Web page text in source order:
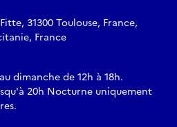
31300 Toulouse, France,
France
dimanche de 12h à 18h.
20h Nocturne uniquement